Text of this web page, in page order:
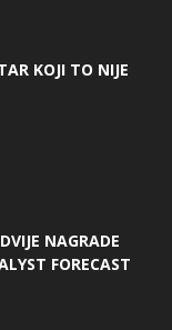
KOJI TO NIJE
NAGRADE
FORECAST